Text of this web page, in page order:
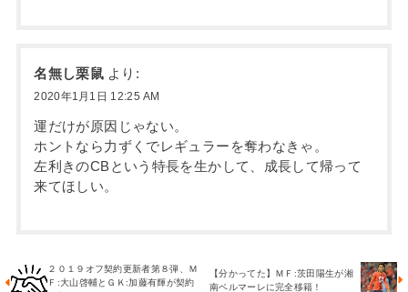
名無し栗鼠 より:
2020年1月1日 12:25 AM
運だけが原因じゃない。
ホントなら力ずくでレギュラーを奪わなきゃ。
左利きのCBという特長を生かして、成長して帰って
来てほしい。
２０１９オフ契約更新者第８弾、Ｍ
Ｆ:大山啓輔とＧＫ:加藤有輝が契約
【分かってた】ＭＦ:茨田陽生が湘
南ベルマーレに完全移籍！